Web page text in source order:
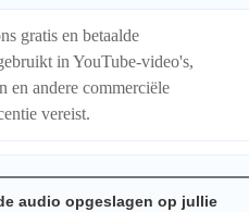
gratis en betaalde
in YouTube-video's,
en andere commerciële
vereist.
audio opgeslagen op jullie